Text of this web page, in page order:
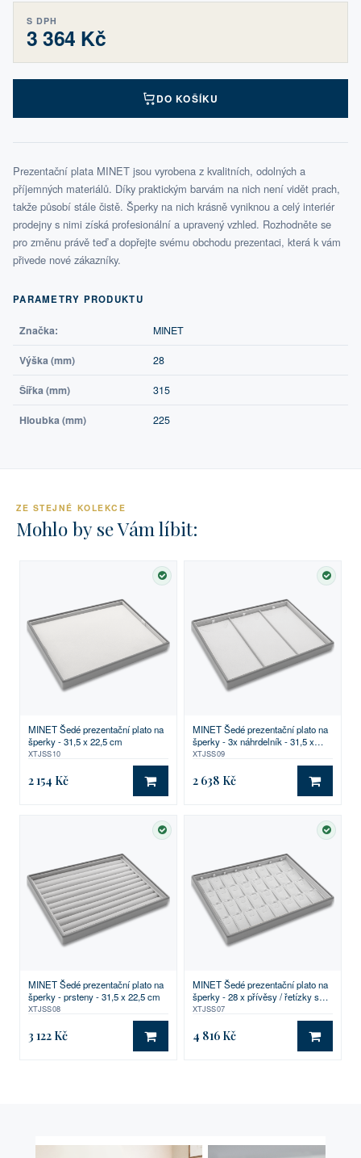
S DPH
3 364 Kč
DO KOŠÍKU
Prezentační plata MINET jsou vyrobena z kvalitních, odolných a
příjemných materiálů. Díky praktickým barvám na nich není vidět prach,
takže působí stále čistě. Šperky na nich krásně vyniknou a celý interiér
prodejny s nimi získá profesionální a upravený vzhled. Rozhodněte se
pro změnu právě teď a dopřejte svému obchodu prezentaci, která k vám
přivede nové zákazníky.
PARAMETRY PRODUKTU
Značka: MINET
Výška (mm) 28
Šířka (mm) 315
Hloubka (mm) 225
ZE STEJNÉ KOLEKCE
Mohlo by se Vám líbit:
SKLADEM
MINET Šedé prezentační plato na
šperky - 31,5 x 22,5 cm
XTJSS10
2 154 Kč DO KOŠÍKU
MINET Šedé prezentační plato na
šperky - 3x náhrdelník - 31,5 x
22,5 cm
XTJSS09
2 638 Kč DO
SKLADEM
MINET Šedé prezentační plato na
šperky - prsteny - 31,5 x 22,5 cm
XTJSS08
3 122 Kč DO KOŠÍKU
MINET Šedé prezentační plato na
šperky - 28 x přívěsy / řetízky s
přívěskem - 31,5 x 22,5 cm
XTJSS07
4 816 Kč DO